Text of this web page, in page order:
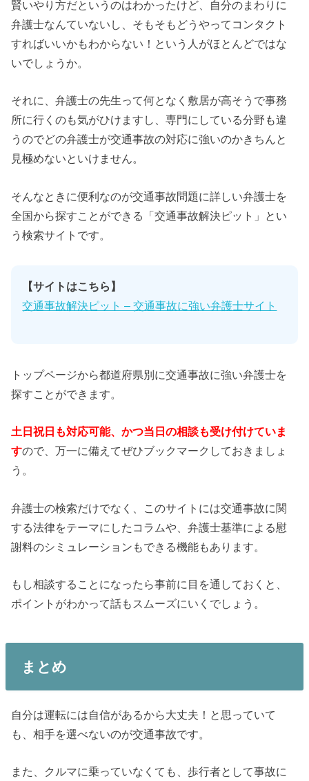
賢いやり方だというのはわかったけど、自分のまわりに
弁護士なんていないし、そもそもどうやってコンタクト
すればいいかもわからない！という人がほとんどではな
いでしょうか。
それに、弁護士の先生って何となく敷居が高そうで事務
所に行くのも気がひけますし、専門にしている分野も違
うのでどの弁護士が交通事故の対応に強いのかきちんと
見極めないといけません。
そんなときに便利なのが交通事故問題に詳しい弁護士を
全国から探すことができる「交通事故解決ピット」とい
う検索サイトです。
【サイトはこちら】
交通事故解決ピット – 交通事故に強い弁護士サイト
トップページから都道府県別に交通事故に強い弁護士を
探すことができます。
土日祝日も対応可能、かつ当日の相談も受け付けていま
すので、万一に備えてぜひブックマークしておきましょ
う。
弁護士の検索だけでなく、このサイトには交通事故に関
する法律をテーマにしたコラムや、弁護士基準による慰
謝料のシミュレーションもできる機能もあります。
もし相談することになったら事前に目を通しておくと、
ポイントがわかって話もスムーズにいくでしょう。
まとめ
自分は運転には自信があるから大丈夫！と思っていて
も、相手を選べないのが交通事故です。
また、クルマに乗っていなくても、歩行者として事故に